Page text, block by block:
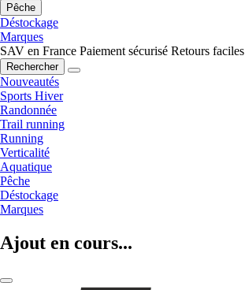
Pêche
Déstockage
Marques
SAV en France Paiement sécurisé Retours faciles
Rechercher
Nouveautés
Sports Hiver
Randonnée
Trail running
Running
Verticalité
Aquatique
Pêche
Déstockage
Marques
Ajout en cours...